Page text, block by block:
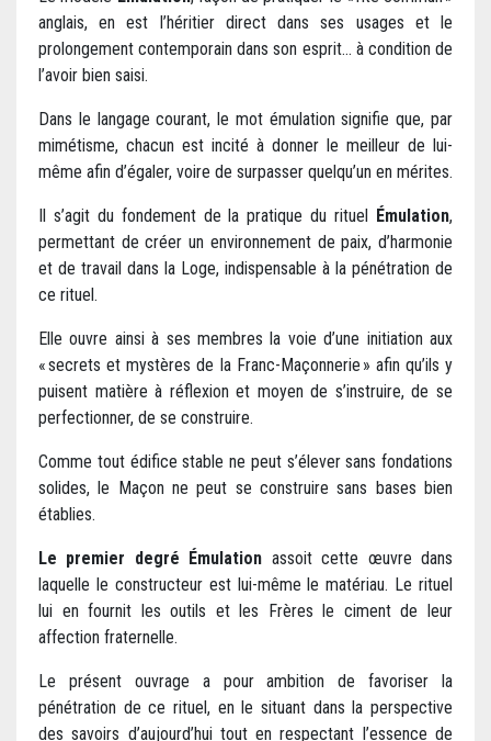
anglais, en est l’héritier direct dans ses usages et le
prolongement contemporain dans son esprit... à condition de
l’avoir bien saisi.
Dans le langage courant, le mot émulation signifie que, par
mimétisme, chacun est incité à donner le meilleur de lui-
même afin d’égaler, voire de surpasser quelqu’un en mérites.
Il s’agit du fondement de la pratique du rituel Émulation,
permettant de créer un environnement de paix, d’harmonie
et de travail dans la Loge, indispensable à la pénétration de
ce rituel.
Elle ouvre ainsi à ses membres la voie d’une initiation aux
« secrets et mystères de la Franc-Maçonnerie » afin qu’ils y
puisent matière à réflexion et moyen de s’instruire, de se
perfectionner, de se construire.
Comme tout édifice stable ne peut s’élever sans fondations
solides, le Maçon ne peut se construire sans bases bien
établies.
Le premier degré Émulation assoit cette œuvre dans
laquelle le constructeur est lui-même le matériau. Le rituel
lui en fournit les outils et les Frères le ciment de leur
affection fraternelle.
Le présent ouvrage a pour ambition de favoriser la
pénétration de ce rituel, en le situant dans la perspective
des savoirs d’aujourd’hui tout en respectant l’essence de